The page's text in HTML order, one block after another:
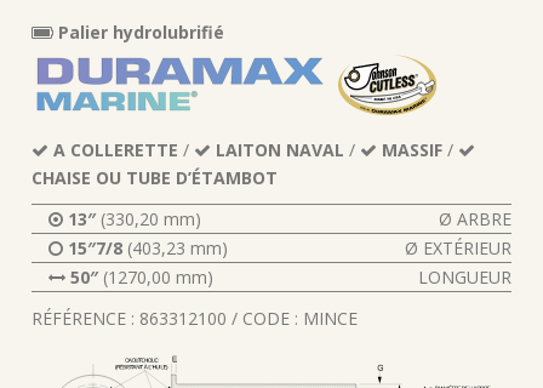
Palier hydrolubrifié
A COLLERETTE / LAITON NAVAL / MASSIF /
CHAISE OU TUBE D’ÉTAMBOT
Ø ARBRE
13″ (330,20 mm)
Ø EXTÉRIEUR
15″7/8 (403,23 mm)
LONGUEUR
50″ (1270,00 mm)
RÉFÉRENCE : 863312100 / CODE : MINCE